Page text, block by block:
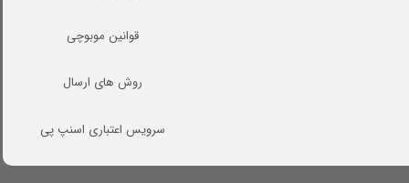
قوانین موبوچی
روش های ارسال
سرویس اعتباری اسنپ پی